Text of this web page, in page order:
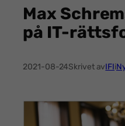
Max
på IT-
2021-08-24Skrivet avIFIi